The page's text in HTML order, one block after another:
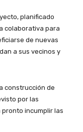
planificado
colaborativa para
de nuevas
a sus vecinos y
construcción de
por las
incumplir las